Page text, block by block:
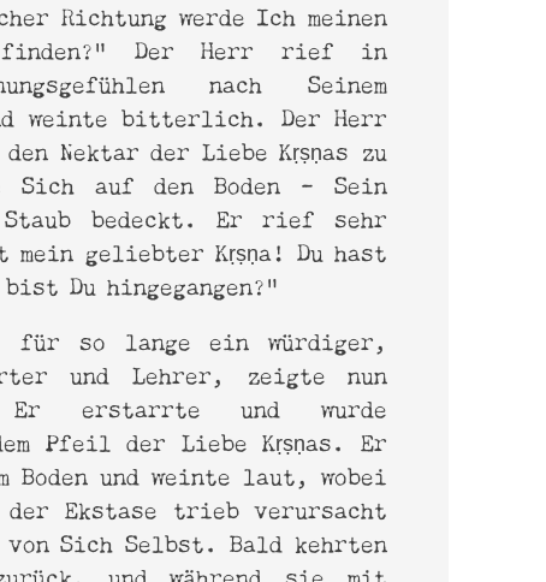
Richtung werde Ich meinen
finden?" Der Herr rief in
nach Seinem
weinte bitterlich. Der Herr
Nektar der Liebe Kṛṣṇas zu
Sich auf den Boden - Sein
bedeckt. Er rief sehr
geliebter Kṛṣṇa! Du hast
Du hingegangen?“
für so lange ein würdiger,
und Lehrer, zeigte nun
Er erstarrte und wurde
Pfeil der Liebe Kṛṣṇas. Er
Boden und weinte laut, wobei
Ekstase trieb verursacht
von Sich Selbst. Bald kehrten
und während sie mit